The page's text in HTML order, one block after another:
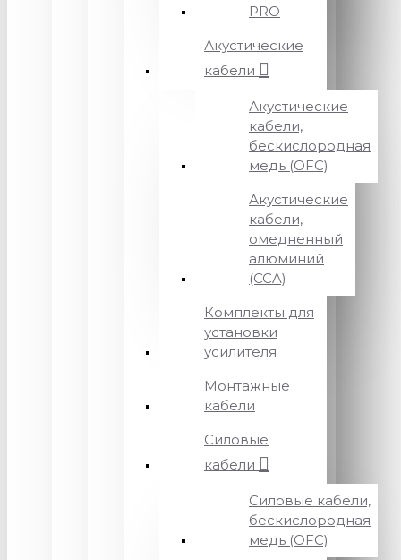
PRO
Акустические
кабели
Акустические
кабели,
бескислородная
медь (OFC)
Акустические
кабели,
омедненный
алюминий
(CCA)
Комплекты для
установки
усилителя
Монтажные
кабели
Силовые
кабели
Силовые кабели,
бескислородная
медь (OFC)